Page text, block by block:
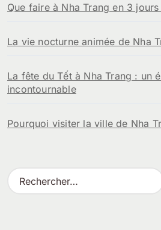
Que faire à Nha Trang en 3
La vie nocturne animée de Nha
La fête du Tết à Nha Trang : un
incontournable
Pourquoi visiter la ville de Nha
R
e